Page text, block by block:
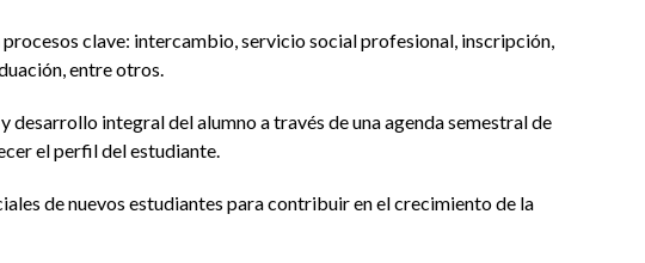
clave: intercambio, servicio social profesional, inscripción,
entre otros.
desarrollo integral del alumno a través de una agenda semestral de
el perfil del estudiante.
de nuevos estudiantes para contribuir en el crecimiento de la